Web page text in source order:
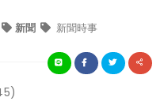
新聞 新聞時事